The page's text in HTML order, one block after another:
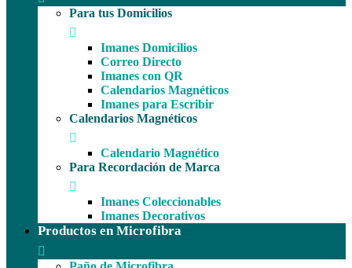
Para tus Domicilios
Imanes Domicilios
Correo Directo
Imanes con QR
Calendarios Magnéticos
Imanes para Escribir
Calendarios Magnéticos
Calendario Magnético
Para Recordación de Marca
Imanes Coleccionables
Imanes Decorativos
Productos en Microfibra